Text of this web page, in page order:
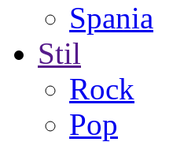
Spania
Stil
Rock
Pop